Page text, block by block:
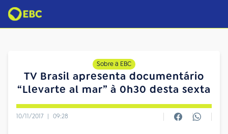
Sobre a EBC
TV Brasil apresenta documentário
“Llevarte al mar” à 0h30 desta sexta
10/11/2017 | 09:28